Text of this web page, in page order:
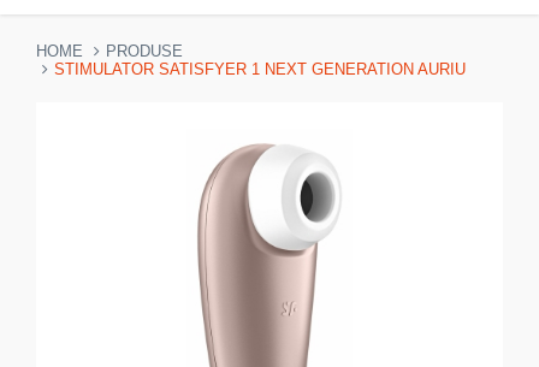
HOME
PRODUSE
STIMULATOR SATISFYER 1 NEXT GENERATION AURIU